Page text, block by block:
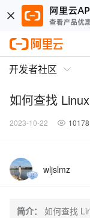
开发者社区
如何查找
2023-10-22 10178
wljslmz
简介： 如何查找